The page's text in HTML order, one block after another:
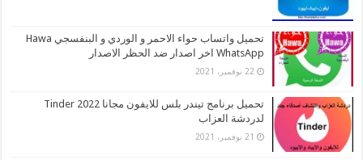
تحميل واتساب حواء الاحمر و الوردي و البنفسجي Hawa
WhatsApp اخر اصدار ضد الحظر الاصدار
22 نوفمبر، 2021
تحميل برنامج تيندر بلس للايفون مجانا 2022 Tinder
لدردشة العزاب
21 نوفمبر، 2021